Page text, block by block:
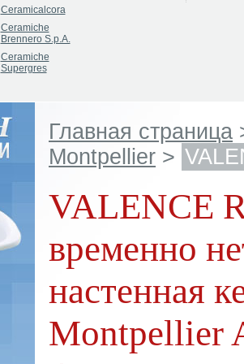
Ceramicalcora
Ceramiche
Brennero S.p.A.
Ceramiche
Supergres
Главная страница
Montpellier >
VALENCE
временно
настенная
Montpellier